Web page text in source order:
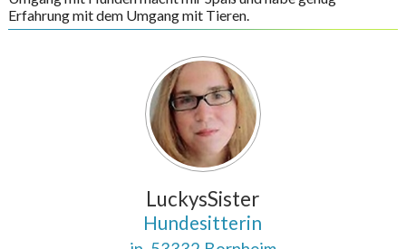
Erfahrung mit dem Umgang mit Tieren.
LuckysSister
Hundesitterin